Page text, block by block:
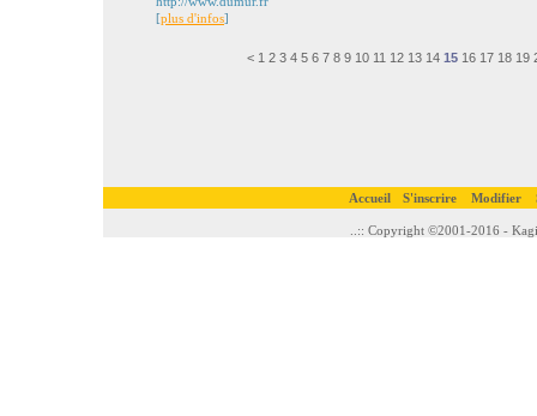
[plus d'infos]
< 1 2 3 4 5 6 7 8 9 10 11 12 13 14 15 16 17 18 19
Accueil S'inscrire Modifier
..:: Copyright ©2001-2016 -